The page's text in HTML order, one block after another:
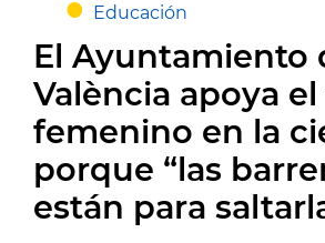
Educación
El Ayuntamiento
València apoya
femenino en la
porque “las
están para